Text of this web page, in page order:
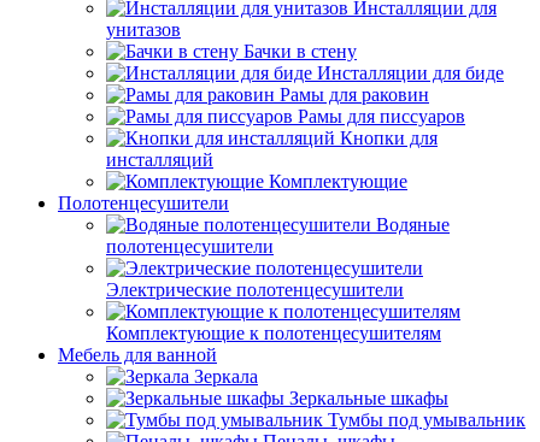
Инсталляции для
унитазов
Бачки в стену
Инсталляции для биде
Рамы для раковин
Рамы для писсуаров
Кнопки для
инсталляций
Комплектующие
Полотенцесушители
Водяные
полотенцесушители
Электрические полотенцесушители
Комплектующие к полотенцесушителям
Мебель для ванной
Зеркала
Зеркальные шкафы
Тумбы под умывальник